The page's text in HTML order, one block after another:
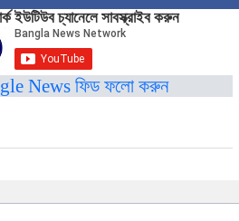
ইউটিউব চ্যানেলে সাবস্ক্রাইব করুন
News ফিড ফলো করুন